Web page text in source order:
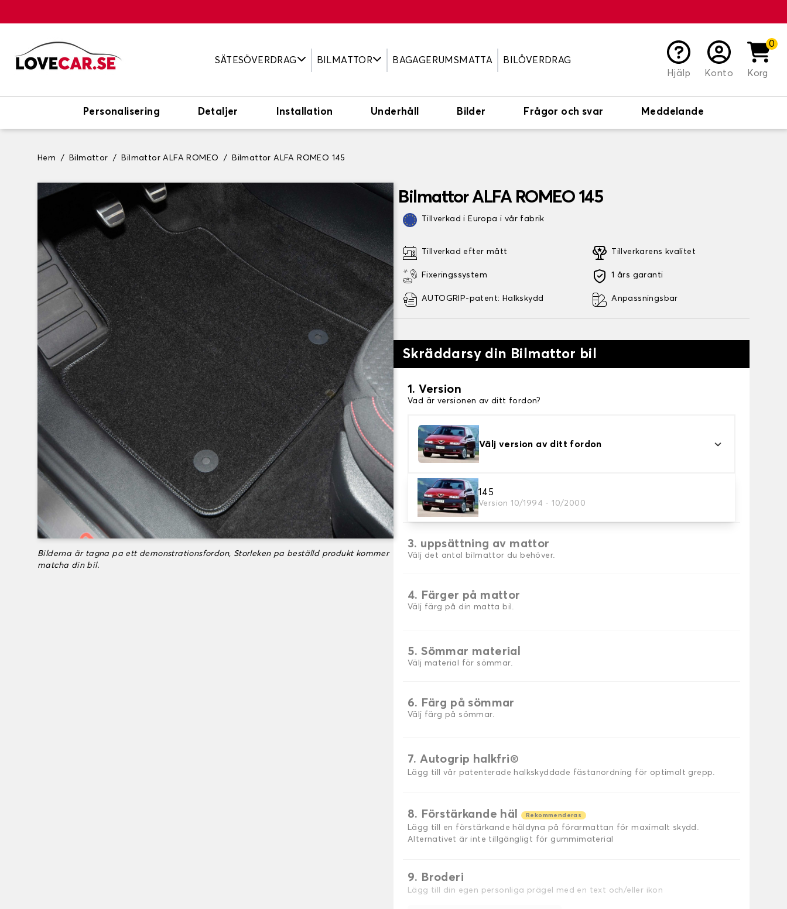
SÄTESÖVERDRAG BILMATTOR BAGAGERUMSMATTA
BILÖVERDRAG
Hjälp
Konto
0
Korg
Personalisering Detaljer Installation Underhåll Bilder Frågor och svar Meddelande
Hem Bilmattor Bilmattor ALFA ROMEO Bilmattor ALFA ROMEO 145
Bilderna är tagna pa ett demonstrationsfordon, Storleken pa beställd produkt kommer
matcha din bil.
Bilmattor ALFA ROMEO 145
Tillverkad i Europa i vår fabrik
Tillverkad efter mått
Fixeringssystem
AUTOGRIP-patent: Halkskydd
Tillverkarens kvalitet
1 års garanti
Anpassningsbar
Skräddarsy din Bilmattor bil
1. Version
Vad är versionen av ditt fordon?
Välj version av ditt fordon
145
Version 10/1994 - 10/2000
2. Material
Välj material för din bilmatta.
3. uppsättning av mattor
Välj det antal bilmattor du behöver.
4. Färger på mattor
Välj färg på din matta bil.
5. Sömmar material
Välj material för sömmar.
6. Färg på sömmar
Välj färg på sömmar.
7. Autogrip halkfri®
Lägg till vår patenterade halkskyddade fästanordning för optimalt grepp.
8. Förstärkande häl Rekommenderas
Lägg till en förstärkande häldyna på förarmattan för maximalt skydd.
Alternativet är inte tillgängligt för gummimaterial
9. Broderi
Lägg till din egen personliga prägel med en text och/eller ikon